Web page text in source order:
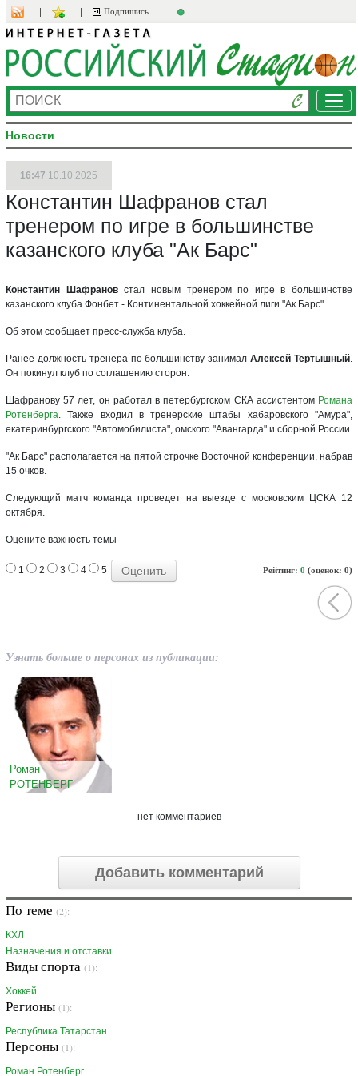
Подпишись
Новости
16:47 10.10.2025
Константин Шафранов стал
тренером по игре в большинстве
казанского клуба "Ак Барс"
Константин Шафрановстал новым тренером по игре в большинстве
казанского клуба Фонбет - Континентальной хоккейной лиги "Ак Барс".
Об этом сообщает пресс-служба клуба.
Ранее должность тренера по большинству занималАлексей Тертышный.
Он покинул клуб по соглашению сторон.
Шафранову 57 лет, он работал в петербургском СКА ассистентом Романа
Ротенберга. Также входил в тренерские штабы хабаровского "Амура",
екатеринбургского "Автомобилиста", омского "Авангарда" и сборной России.
"Ак Барс" располагается на пятой строчке Восточной конференции, набрав
15 очков.
Следующий матч команда проведет на выезде с московским ЦСКА 12
октября.
Оцените важность темы
Рейтинг: 0 (оценок: 0)
1 2 3 4 5
Узнать больше о персонах из публикации:
Роман
РОТЕНБЕРГ
нет комментариев
Добавить комментарий
По теме (2):
КХЛ
Назначения и отставки
Виды спорта (1):
Хоккей
Регионы (1):
Республика Татарстан
Персоны (1):
Роман Ротенберг